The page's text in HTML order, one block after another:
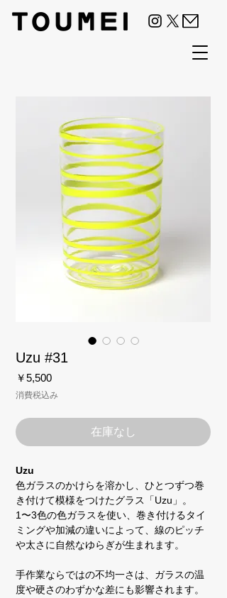
Uzu #31
￥5,500価
格
消費税込み
在庫なし
Uzu
色ガラスのかけらを溶かし、ひとつずつ巻
き付けて模様をつけたグラス「Uzu」。
1〜3色の色ガラスを使い、巻き付けるタイ
ミングや加減の違いによって、線のピッチ
や太さに自然なゆらぎが生まれます。
手作業ならではの不均一さは、ガラスの温
度や硬さのわずかな差にも影響されます。